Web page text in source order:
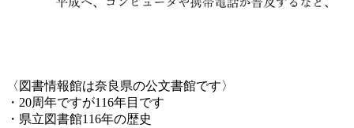
〈図書情報館は奈良県の公文書館です〉
・20周年ですが116年目です
・県立図書館116年の歴史